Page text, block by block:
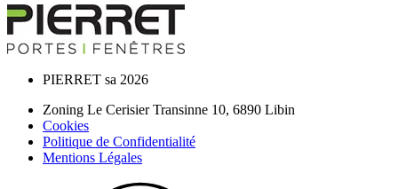
PIERRET sa 2026
Zoning Le Cerisier Transinne 10, 6890 Libin
Cookies
Politique de Confidentialité
Mentions Légales